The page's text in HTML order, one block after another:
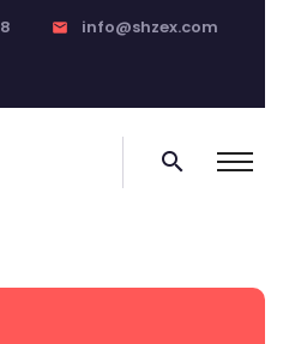
email info@shzex.com
search